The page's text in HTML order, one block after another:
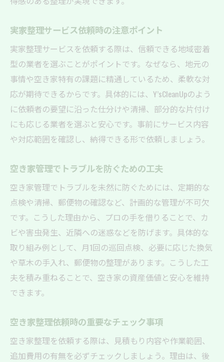
実家整理サービス依頼時の注意ポイント
実家整理サービスを依頼する際は、信頼できる地域密着
型の業者を選ぶことがポイントです。なぜなら、地元の
事情や空き家特有の課題に精通しているため、柔軟な対
応が期待できるからです。具体的には、Y’sCleanUpのよう
に依頼者の要望に沿った仕分けや清掃、部分的な片付け
にも応じる業者を選ぶと安心です。事前にサービス内容
や対応範囲を確認し、納得できる形で依頼しましょう。
空き家管理でトラブルを防ぐための工夫
空き家管理でトラブルを未然に防ぐためには、定期的な
点検や清掃、郵便物の確認など、計画的な管理が不可欠
です。こうした理由から、プロの手を借りることで、カ
ビや害虫発生、近隣への迷惑などを防げます。具体的な
取り組み例として、月1回の巡回点検、必要に応じた換気
や草木の手入れ、郵便物の整理があります。こうした工
夫を積み重ねることで、空き家の資産価値と安心を維持
できます。
空き家整理依頼時の重要なチェック事項
空き家整理を依頼する際は、見積もり内容や作業範囲、
追加費用の有無を必ずチェックしましょう。理由は、後